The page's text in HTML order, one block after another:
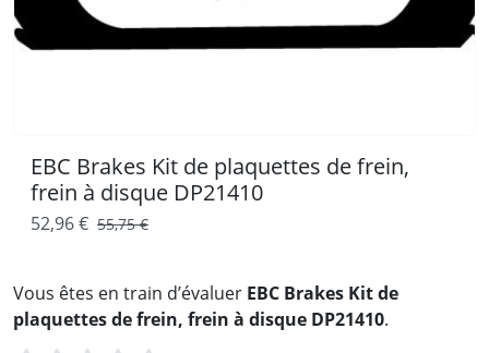
EBC Brakes Kit de plaquettes de frein,
frein à disque DP21410
52,96 € 55,75 €
Vous êtes en train d’évaluer EBC Brakes Kit de
plaquettes de frein, frein à disque DP21410.